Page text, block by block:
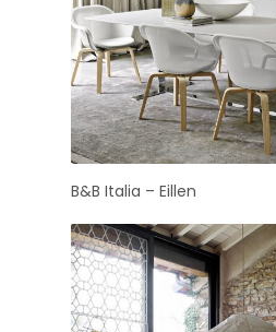
B&B Italia – Eillen